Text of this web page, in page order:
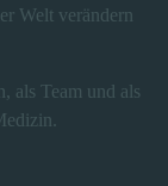
Welt verändern
als Team und als